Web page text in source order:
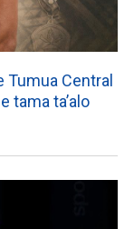
Tumua Central
tama ta’alo